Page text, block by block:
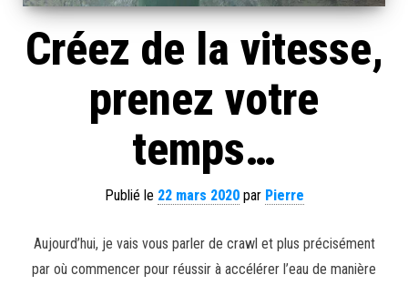
Créez de la vitesse,
prenez votre
temps…
Publié le 22 mars 2020par Pierre
Aujourd’hui, je vais vous parler de crawl et plus précisément
par où commencer pour réussir à accélérer l’eau de manière